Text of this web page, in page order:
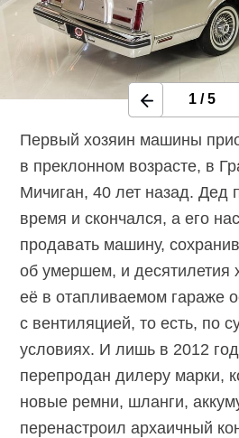
1 /5
Первый хозяин машины
в преклонном возрасте, в
Мичиган, 40 лет назад. Дед
время и скончался, а его
продавать машину,
об умершем, и десятилетия
её в отапливаемом гараже
с вентиляцией, то есть, по
условиях. И лишь в 2012
перепродан дилеру марки,
новые ремни, шланги,
перенастроил архаичный